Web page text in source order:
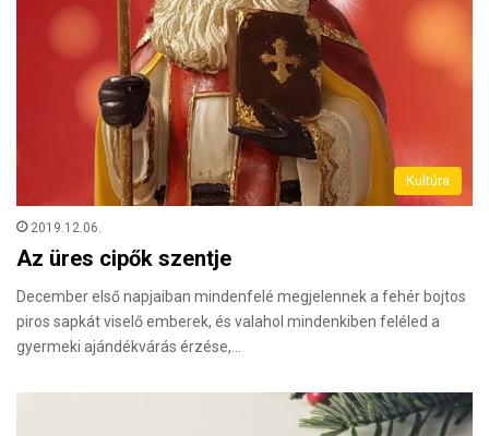
Kultúra
2019.12.06.
Az üres cipők szentje
December első napjaiban mindenfelé megjelennek a fehér bojtos
piros sapkát viselő emberek, és valahol mindenkiben feléled a
gyermeki ajándékvárás érzése,…